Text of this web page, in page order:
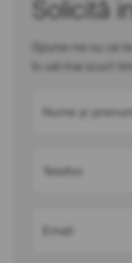
Solicită
Spune-ne cu ce
în cel mai scurt
Nume și
Telefon
Email